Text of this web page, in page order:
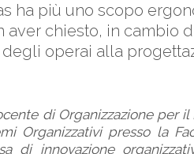
ha più uno scopo
aver chiesto, in cambio
operai alla
di Organizzazione per
Organizzativi presso la
di innovazione